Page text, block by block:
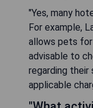
"Yes, many
For example,
allows pets
advisable to
regarding their
applicable